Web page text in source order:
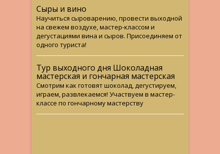
Сыры и вино
Научиться сыроварению, провести выходной
на свежем воздухе, мастер-классом и
дегустациями вина и сыров. Присоединяем от
одного туриста!
Тур выходного дня Шоколадная
мастерская и гончарная мастерская
Смотрим как готовят шоколад, дегустируем,
играем, развлекаемся! Участвуем в мастер-
классе по гончарному мастерству